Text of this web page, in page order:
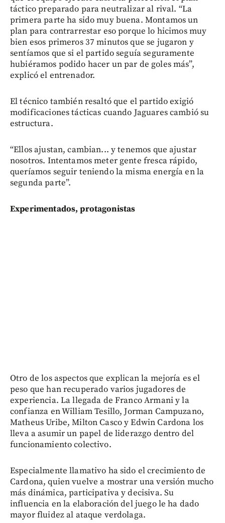
táctico preparado para neutralizar al rival. “La
primera parte ha sido muy buena. Montamos un
plan para contrarrestar eso porque lo hicimos muy
bien esos primeros 37 minutos que se jugaron y
sentíamos que si el partido seguía seguramente
hubiéramos podido hacer un par de goles más”,
explicó el entrenador.
El técnico también resaltó que el partido exigió
modificaciones tácticas cuando Jaguares cambió su
estructura.
“Ellos ajustan, cambian... y tenemos que ajustar
nosotros. Intentamos meter gente fresca rápido,
queríamos seguir teniendo la misma energía en la
segunda parte”.
Experimentados, protagonistas
Otro de los aspectos que explican la mejoría es el
peso que han recuperado varios jugadores de
experiencia. La llegada de Franco Armani y la
confianza en William Tesillo, Jorman Campuzano,
Matheus Uribe, Milton Casco y Edwin Cardona los
lleva a asumir un papel de liderazgo dentro del
funcionamiento colectivo.
Especialmente llamativo ha sido el crecimiento de
Cardona, quien vuelve a mostrar una versión mucho
más dinámica, participativa y decisiva. Su
influencia en la elaboración del juego le ha dado
mayor fluidez al ataque verdolaga.